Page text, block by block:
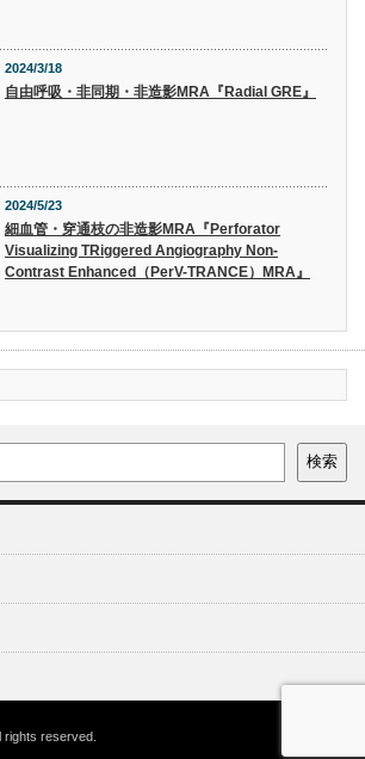
2024/3/18
自由呼吸・非同期・非造影MRA『Radial GRE』
2024/5/23
細血管・穿通枝の非造影MRA『Perforator
Visualizing TRiggered Angiography Non-
Contrast Enhanced（PerV-TRANCE）MRA』
検索
rights reserved.